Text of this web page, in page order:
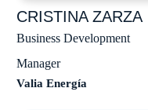
CRISTINAZARZA
Business Development
Manager
Valia Energía